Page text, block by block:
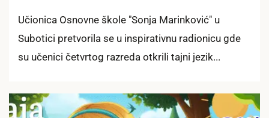
Učionica Osnovne škole "Sonja Marinković" u
Subotici pretvorila se u inspirativnu radionicu gde
su učenici četvrtog razreda otkrili tajni jezik...